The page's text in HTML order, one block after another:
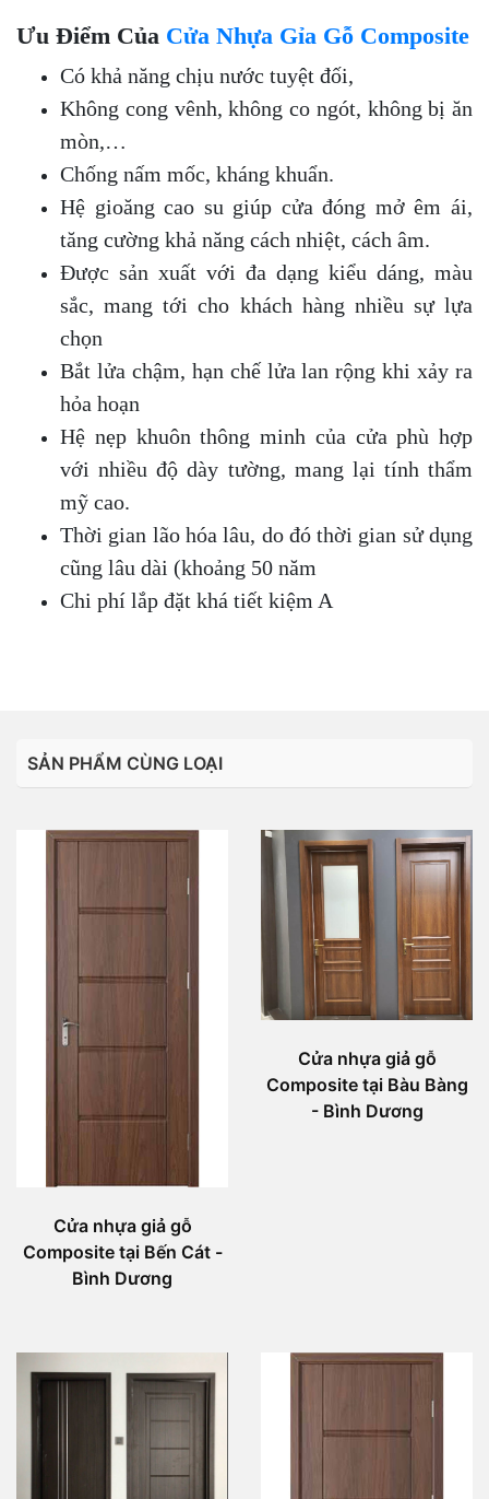
Ưu Điểm Của Cửa Nhựa Gỉa Gỗ Composite
Có khả năng chịu nước tuyệt đối,
Không cong vênh, không co ngót, không bị ăn
mòn,…
Chống nấm mốc, kháng khuẩn.
Hệ gioăng cao su giúp cửa đóng mở êm ái,
tăng cường khả năng cách nhiệt, cách âm.
Được sản xuất với đa dạng kiểu dáng, màu
sắc, mang tới cho khách hàng nhiều sự lựa
chọn
Bắt lửa chậm, hạn chế lửa lan rộng khi xảy ra
hỏa hoạn
Hệ nẹp khuôn thông minh của cửa phù hợp
với nhiều độ dày tường, mang lại tính thẩm
mỹ cao.
Thời gian lão hóa lâu, do đó thời gian sử dụng
cũng lâu dài (khoảng 50 năm
Chi phí lắp đặt khá tiết kiệm A
SẢN PHẨM CÙNG LOẠI
Cửa nhựa giả gỗ
Composite tại Bến Cát -
Bình Dương
Cửa nhựa giả gỗ
Composite tại Bàu Bàng
- Bình Dương